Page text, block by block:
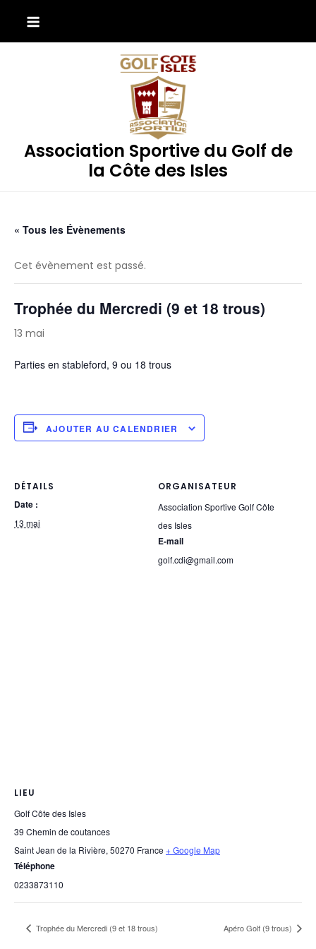
content
Association Sportive du Golf de
la Côte des Isles
« Tous les Évènements
Cet évènement est passé.
Trophée du Mercredi (9 et 18 trous)
13 mai
Parties en stableford, 9 ou 18 trous
AJOUTER AU CALENDRIER
DÉTAILS
Date :
13 mai
ORGANISATEUR
Association Sportive Golf Côte
des Isles
E-mail
golf.cdi@gmail.com
LIEU
Golf Côte des Isles
39 Chemin de coutances
Saint Jean de la Rivière, 50270 France + Google Map
Téléphone
0233873110
Trophée du Mercredi (9 et 18 trous) Apéro Golf (9 trous)